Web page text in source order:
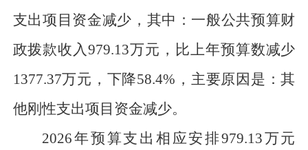
支出项目资金减少 ，其中：一般公共预算财
政拨款收入979.13万元 ，比上年预算数减少
1377.37万元 ，下降58.4%，主要原因是：其
他刚性支出项目资金减少。
2026年预算支出相应安排979.13万元